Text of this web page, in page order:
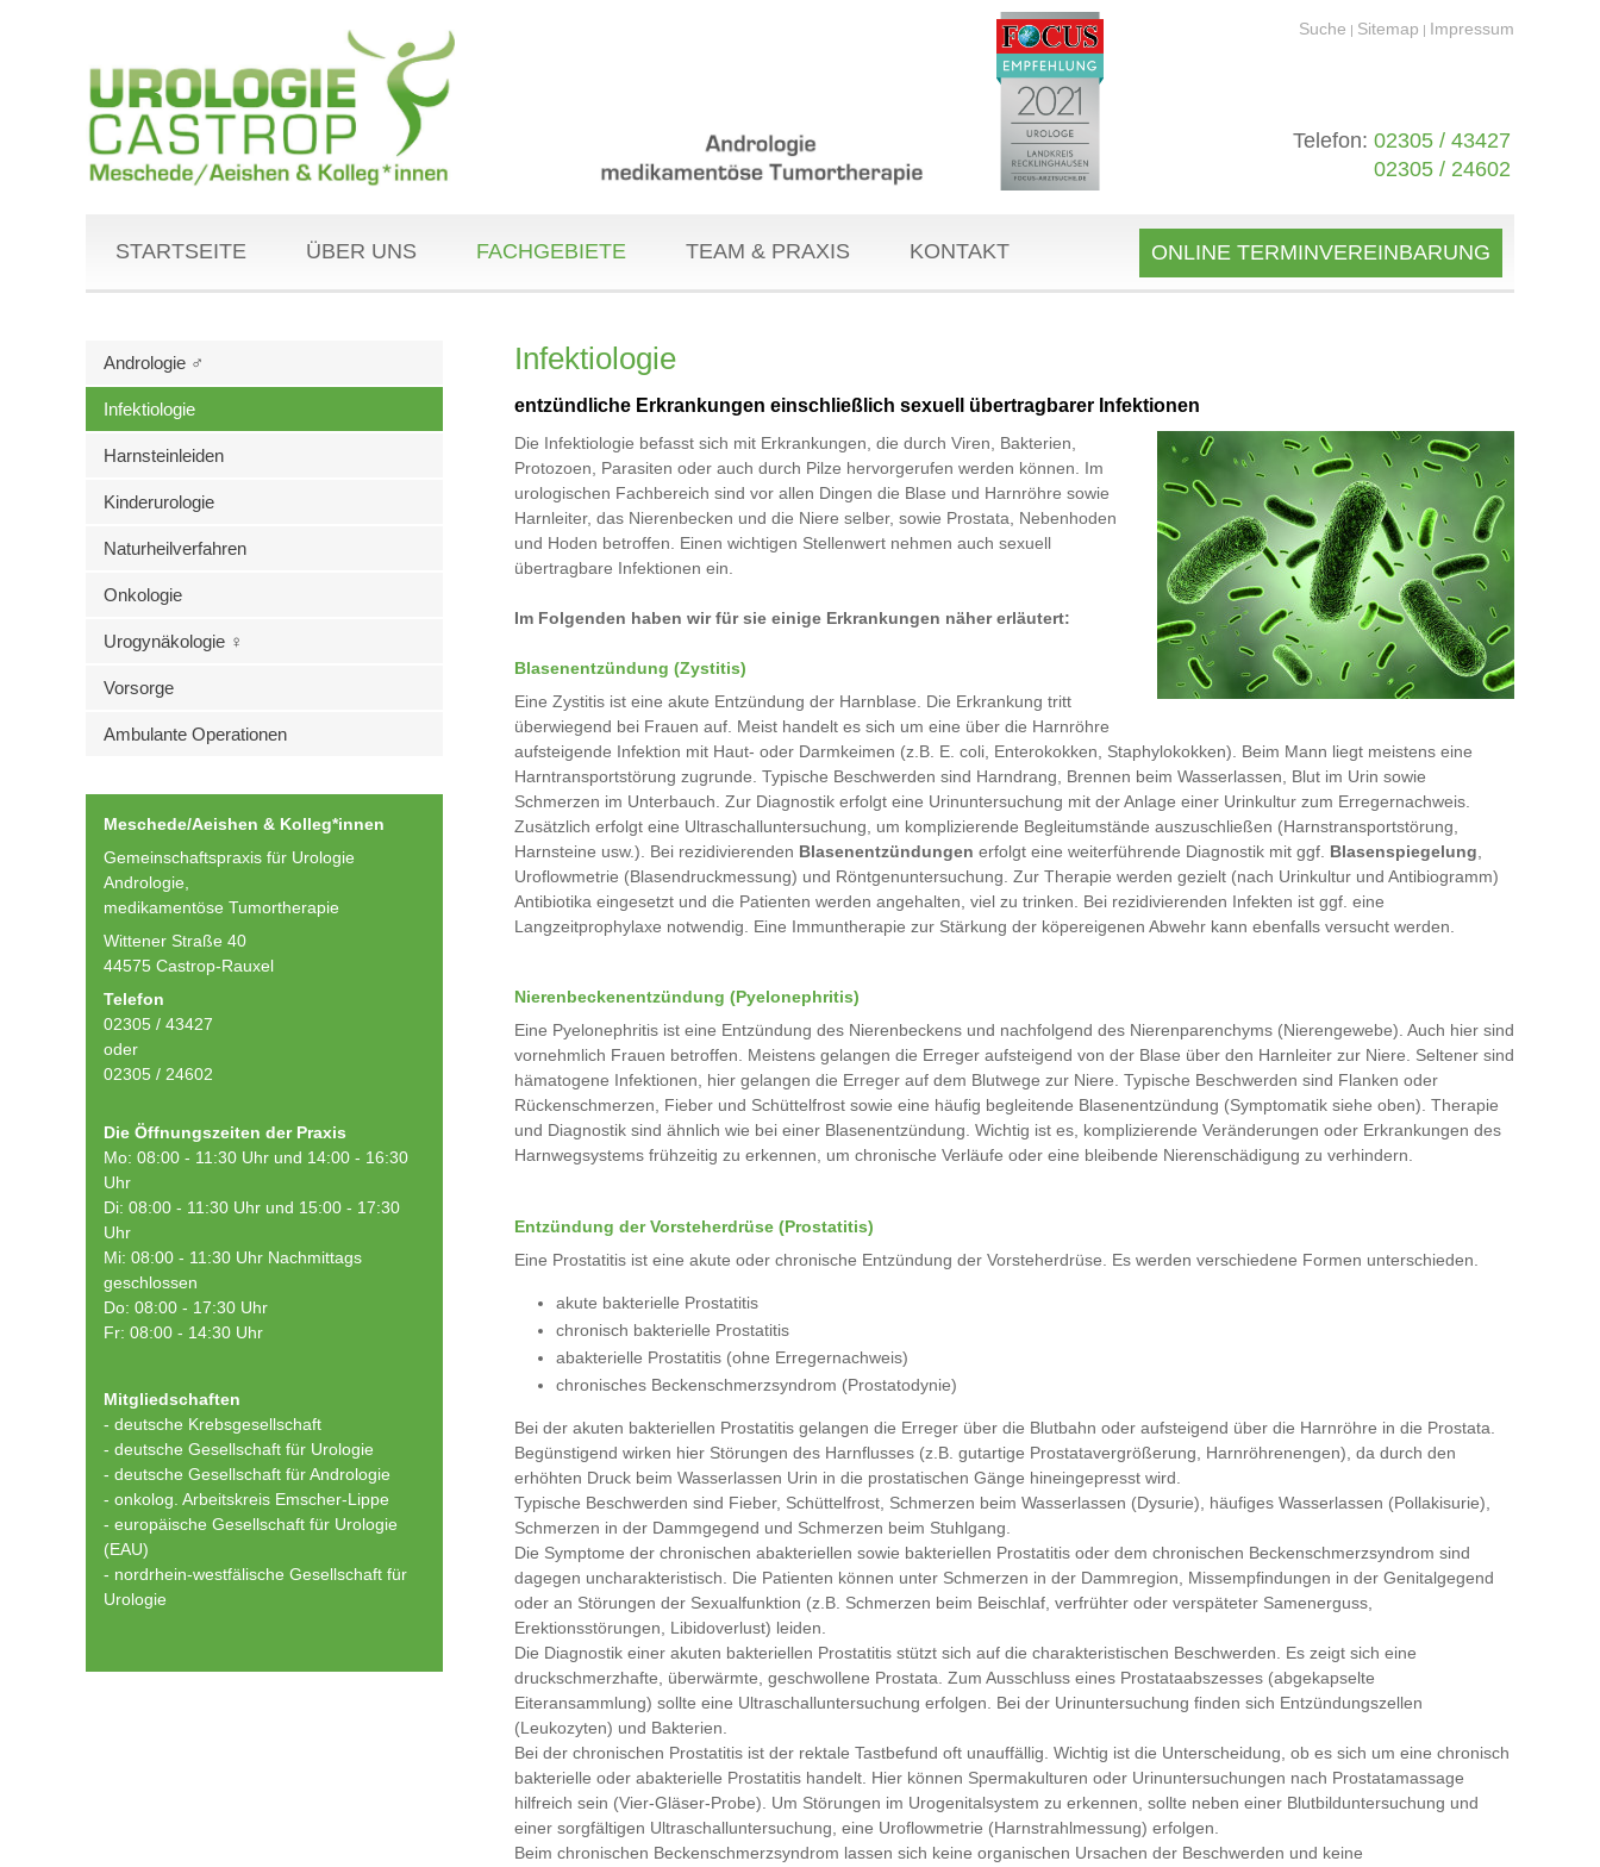
Suche | Sitemap | Impressum
Telefon: 02305 / 43427
02305 / 24602
STARTSEITE ÜBER UNS FACHGEBIETE TEAM & PRAXIS KONTAKT ONLINE TERMINVEREINBARUNG
Andrologie ♂
Infektiologie
Harnsteinleiden
Kinderurologie
Naturheilverfahren
Onkologie
Urogynäkologie ♀
Vorsorge
Ambulante Operationen
Meschede/Aeishen & Kolleg*innen
Gemeinschaftspraxis für Urologie
Andrologie,
medikamentöse Tumortherapie
Wittener Straße 40
44575 Castrop-Rauxel
Telefon
02305 / 43427
oder
02305 / 24602
Die Öffnungszeiten der Praxis
Mo: 08:00 - 11:30 Uhr und 14:00 - 16:30
Uhr
Di: 08:00 - 11:30 Uhr und 15:00 - 17:30
Uhr
Mi: 08:00 - 11:30 Uhr Nachmittags
geschlossen
Do: 08:00 - 17:30 Uhr
Fr: 08:00 - 14:30 Uhr
Mitgliedschaften
- deutsche Krebsgesellschaft
- deutsche Gesellschaft für Urologie
- deutsche Gesellschaft für Andrologie
- onkolog. Arbeitskreis Emscher-Lippe
- europäische Gesellschaft für Urologie
(EAU)
- nordrhein-westfälische Gesellschaft für
Urologie
Infektiologie
entzündliche Erkrankungen einschließlich sexuell übertragbarer Infektionen
Die Infektiologie befasst sich mit Erkrankungen, die durch Viren, Bakterien,
Protozoen, Parasiten oder auch durch Pilze hervorgerufen werden können. Im
urologischen Fachbereich sind vor allen Dingen die Blase und Harnröhre sowie
Harnleiter, das Nierenbecken und die Niere selber, sowie Prostata, Nebenhoden
und Hoden betroffen. Einen wichtigen Stellenwert nehmen auch sexuell
übertragbare Infektionen ein.
Im Folgenden haben wir für sie einige Erkrankungen näher erläutert:
Blasenentzündung (Zystitis)
Eine Zystitis ist eine akute Entzündung der Harnblase. Die Erkrankung tritt
überwiegend bei Frauen auf. Meist handelt es sich um eine über die Harnröhre
aufsteigende Infektion mit Haut- oder Darmkeimen (z.B. E. coli, Enterokokken, Staphylokokken). Beim Mann liegt meistens eine
Harntransportstörung zugrunde. Typische Beschwerden sind Harndrang, Brennen beim Wasserlassen, Blut im Urin sowie
Schmerzen im Unterbauch. Zur Diagnostik erfolgt eine Urinuntersuchung mit der Anlage einer Urinkultur zum Erregernachweis.
Zusätzlich erfolgt eine Ultraschalluntersuchung, um komplizierende Begleitumstände auszuschließen (Harnstransportstörung,
Harnsteine usw.). Bei rezidivierenden Blasenentzündungen erfolgt eine weiterführende Diagnostik mit ggf. Blasenspiegelung
Uroflowmetrie (Blasendruckmessung) und Röntgenuntersuchung. Zur Therapie werden gezielt (nach Urinkultur und Antibiogramm)
Antibiotika eingesetzt und die Patienten werden angehalten, viel zu trinken. Bei rezidivierenden Infekten ist ggf. eine
Langzeitprophylaxe notwendig. Eine Immuntherapie zur Stärkung der köpereigenen Abwehr kann ebenfalls versucht werden.
Nierenbeckenentzündung (Pyelonephritis)
Eine Pyelonephritis ist eine Entzündung des Nierenbeckens und nachfolgend des Nierenparenchyms (Nierengewebe). Auch hier sind
vornehmlich Frauen betroffen. Meistens gelangen die Erreger aufsteigend von der Blase über den Harnleiter zur Niere. Seltener sind
hämatogene Infektionen, hier gelangen die Erreger auf dem Blutwege zur Niere. Typische Beschwerden sind Flanken oder
Rückenschmerzen, Fieber und Schüttelfrost sowie eine häufig begleitende Blasenentzündung (Symptomatik siehe oben). Therapie
und Diagnostik sind ähnlich wie bei einer Blasenentzündung. Wichtig ist es, komplizierende Veränderungen oder Erkrankungen des
Harnwegsystems frühzeitig zu erkennen, um chronische Verläufe oder eine bleibende Nierenschädigung zu verhindern.
Entzündung der Vorsteherdrüse (Prostatitis)
Eine Prostatitis ist eine akute oder chronische Entzündung der Vorsteherdrüse. Es werden verschiedene Formen unterschieden.
akute bakterielle Prostatitis
chronisch bakterielle Prostatitis
abakterielle Prostatitis (ohne Erregernachweis)
chronisches Beckenschmerzsyndrom (Prostatodynie)
Bei der akuten bakteriellen Prostatitis gelangen die Erreger über die Blutbahn oder aufsteigend über die Harnröhre in die Prostata.
Begünstigend wirken hier Störungen des Harnflusses (z.B. gutartige Prostatavergrößerung, Harnröhrenengen), da durch den
erhöhten Druck beim Wasserlassen Urin in die prostatischen Gänge hineingepresst wird.
Typische Beschwerden sind Fieber, Schüttelfrost, Schmerzen beim Wasserlassen (Dysurie), häufiges Wasserlassen (Pollakisurie),
Schmerzen in der Dammgegend und Schmerzen beim Stuhlgang.
Die Symptome der chronischen abakteriellen sowie bakteriellen Prostatitis oder dem chronischen Beckenschmerzsyndrom sind
dagegen uncharakteristisch. Die Patienten können unter Schmerzen in der Dammregion, Missempfindungen in der Genitalgegend
oder an Störungen der Sexualfunktion (z.B. Schmerzen beim Beischlaf, verfrühter oder verspäteter Samenerguss,
Erektionsstörungen, Libidoverlust) leiden.
Die Diagnostik einer akuten bakteriellen Prostatitis stützt sich auf die charakteristischen Beschwerden. Es zeigt sich eine
druckschmerzhafte, überwärmte, geschwollene Prostata. Zum Ausschluss eines Prostataabszesses (abgekapselte
Eiteransammlung) sollte eine Ultraschalluntersuchung erfolgen. Bei der Urinuntersuchung finden sich Entzündungszellen
(Leukozyten) und Bakterien.
Bei der chronischen Prostatitis ist der rektale Tastbefund oft unauffällig. Wichtig ist die Unterscheidung, ob es sich um eine chronisch
bakterielle oder abakterielle Prostatitis handelt. Hier können Spermakulturen oder Urinuntersuchungen nach Prostatamassage
hilfreich sein (Vier-Gläser-Probe). Um Störungen im Urogenitalsystem zu erkennen, sollte neben einer Blutbilduntersuchung und
einer sorgfältigen Ultraschalluntersuchung, eine Uroflowmetrie (Harnstrahlmessung) erfolgen.
Beim chronischen Beckenschmerzsyndrom lassen sich keine organischen Ursachen der Beschwerden und keine